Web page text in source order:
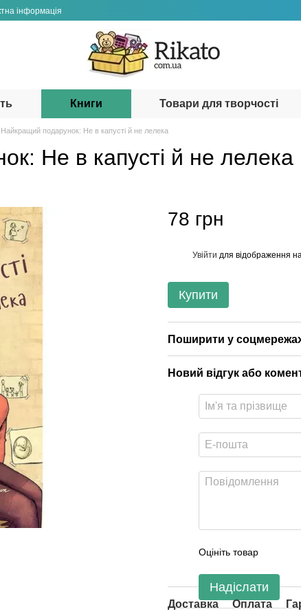
інформація
Книги Товари для творчості
Найкращий подарунок: Не в капусті й не лелека
Не в капусті й не лелека
78 грн
Увійти для відображення
Купити
Поширити у
Новий відгук або
Оцініть товар
Надіслати
Доставка Оплата